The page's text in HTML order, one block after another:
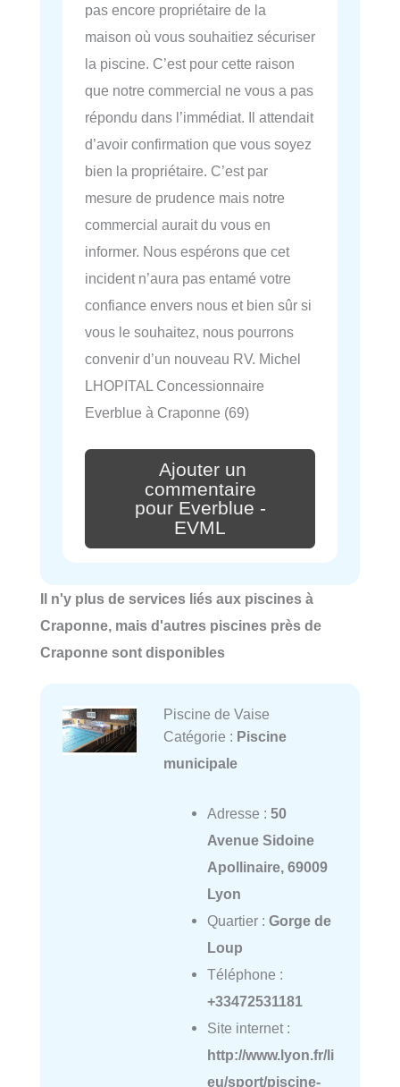
pas encore propriétaire de la
maison où vous souhaitiez sécuriser
la piscine. C’est pour cette raison
que notre commercial ne vous a pas
répondu dans l’immédiat. Il attendait
d’avoir confirmation que vous soyez
bien la propriétaire. C’est par
mesure de prudence mais notre
commercial aurait du vous en
informer. Nous espérons que cet
incident n’aura pas entamé votre
confiance envers nous et bien sûr si
vous le souhaitez, nous pourrons
convenir d’un nouveau RV. Michel
LHOPITAL Concessionnaire
Everblue à Craponne (69)
Ajouter un
commentaire
pour Everblue -
EVML
Il n'y plus de services liés aux piscines à
Craponne, mais d'autres piscines près de
Craponne sont disponibles
Piscine de Vaise
Catégorie : Piscine
municipale
Adresse : 50
Avenue Sidoine
Apollinaire, 69009
Lyon
Quartier : Gorge de
Loup
Téléphone :
+33472531181
Site internet :
http://www.lyon.fr/li
eu/sport/piscine-